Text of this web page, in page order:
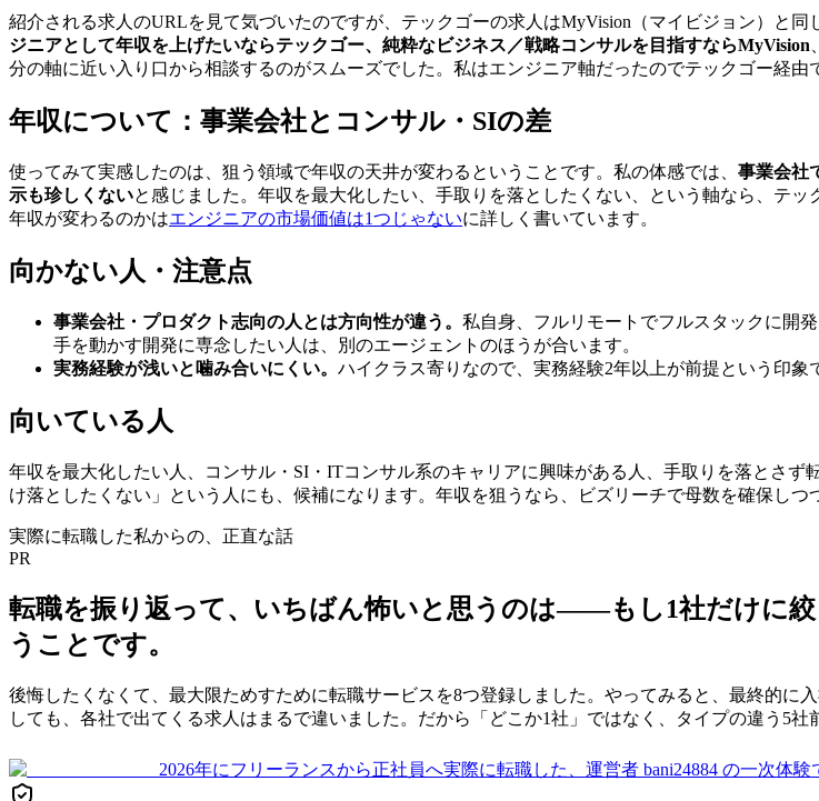
紹介される求人のURLを見て気づいたのですが、テックゴーの求人はMyVision（マイビジョン）と
ジニアとして年収を上げたいならテックゴー、純粋なビジネス／戦略コンサルを目指すならMyVision
分の軸に近い入り口から相談するのがスムーズでした。私はエンジニア軸だったのでテックゴー経
年収について：事業会社とコンサル・SIの差
使ってみて実感したのは、狙う領域で年収の天井が変わるということです。私の体感では、 事業会社
示も珍しくないと感じました。年収を最大化したい、手取りを落としたくない、という軸なら、テ
年収が変わるのかはエンジニアの市場価値は1つじゃないに詳しく書いています。
向かない人・注意点
事業会社・プロダクト志向の人とは方向性が違う。 私自身、フルリモートでフルスタックに開
手を動かす開発に専念したい人は、別のエージェントのほうが合います。
実務経験が浅いと噛み合いにくい。 ハイクラス寄りなので、実務経験2年以上が前提という印象
向いている人
年収を最大化したい人、コンサル・SI・ITコンサル系のキャリアに興味がある人、手取りを落とさ
け落としたくない」という人にも、候補になります。年収を狙うなら、ビズリーチで母数を確保しつ
実際に転職した私からの、正直な話
PR
転職を振り返って、いちばん怖いと思うのは——もし1社だけに
うことです。
後悔したくなくて、最大限ためすために転職サービスを8つ登録しました。やってみると、最終的
しても、各社で出てくる求人はまるで違いました。だから「どこか1社」ではなく、タイプの違う5
2026年にフリーランスから正社員へ実際に転職した、運営者 bani24884 の一次体験